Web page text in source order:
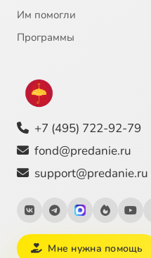
Им помогли
Программы
+7 (495) 722-92-79
fond@predanie.ru
support@predanie.ru
Мне нужна помощь